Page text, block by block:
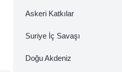
Askeri Katkılar
Suriye İç Savaşı
Doğu Akdeniz